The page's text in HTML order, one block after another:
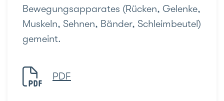
Bewegungsapparates (Rücken, Gelenke,
Muskeln, Sehnen, Bänder, Schleimbeutel)
gemeint.
PDF